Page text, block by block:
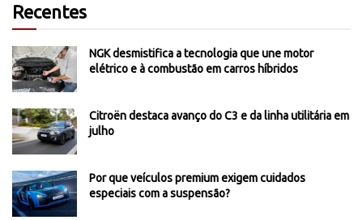
Recentes
NGK desmistifica a tecnologia que une motor
elétrico e à combustão em carros híbridos
Citroën destaca avanço do C3 e da linha utilitária em
julho
Por que veículos premium exigem cuidados
especiais com a suspensão?